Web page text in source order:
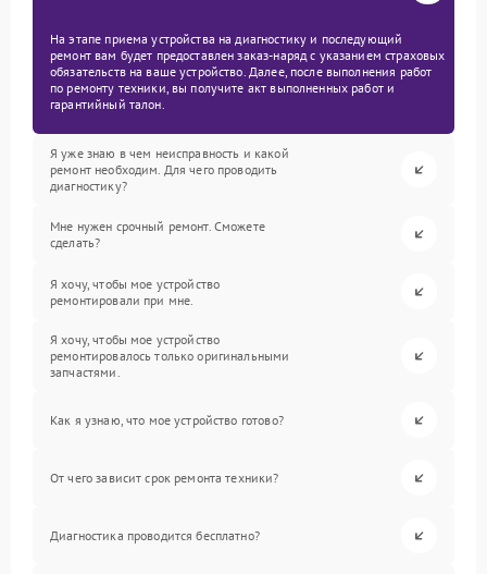
На этапе приема устройства на диагностику и последующий
ремонт вам будет предоставлен заказ-наряд с указанием страховых
обязательств на ваше устройство. Далее, после выполнения работ
по ремонту техники, вы получите акт выполненных работ и
гарантийный талон.
Я уже знаю в чем неисправность и какой
ремонт необходим. Для чего проводить
диагностику?
Мне нужен срочный ремонт. Сможете
сделать?
Я хочу, чтобы мое устройство
ремонтировали при мне.
Я хочу, чтобы мое устройство
ремонтировалось только оригинальными
запчастями.
Как я узнаю, что мое устройство готово?
От чего зависит срок ремонта техники?
Диагностика проводится бесплатно?